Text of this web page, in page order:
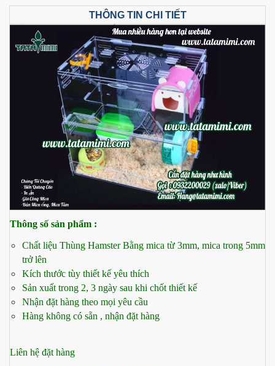
THÔNG TIN CHI TIẾT
Thông số sản phẩm :
Chất liệu Thùng Hamster Bằng mica từ 3mm, mica trong 5mm
trở lên
Kích thước tùy thiết kế yêu thích
Sản xuất trong 2, 3 ngày sau khi chốt thiết kế
Nhận đặt hàng theo mọi yêu cầu
Hàng không có sẵn , nhận đặt hàng
Liên hệ đặt hàng